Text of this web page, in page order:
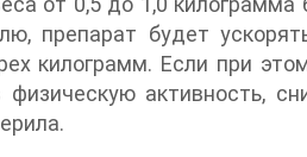
препарат будет
килограмм. Если при
активность,